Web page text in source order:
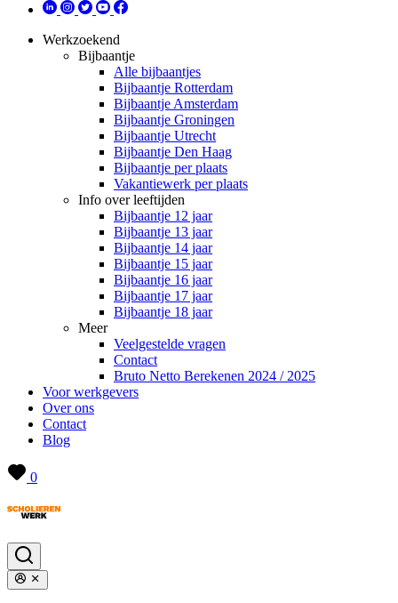
Werkzoekend
Bijbaantje
Alle bijbaantjes
Bijbaantje Rotterdam
Bijbaantje Amsterdam
Bijbaantje Groningen
Bijbaantje Utrecht
Bijbaantje Den Haag
Bijbaantje per plaats
Vakantiewerk per plaats
Info over leeftijden
Bijbaantje 12 jaar
Bijbaantje 13 jaar
Bijbaantje 14 jaar
Bijbaantje 15 jaar
Bijbaantje 16 jaar
Bijbaantje 17 jaar
Bijbaantje 18 jaar
Meer
Veelgestelde vragen
Contact
Bruto Netto Berekenen 2024 / 2025
Voor werkgevers
Over ons
Contact
Blog
0